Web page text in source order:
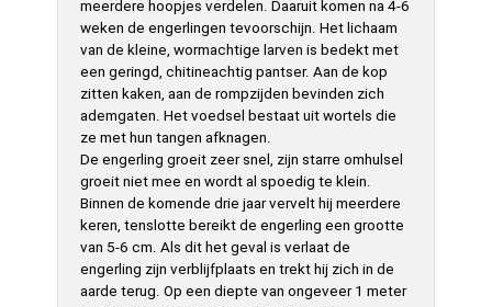
meerdere hoopjes verdelen. Daaruit komen na 4-6
weken de engerlingen tevoorschijn. Het lichaam
van de kleine, wormachtige larven is bedekt met
een geringd, chitineachtig pantser. Aan de kop
zitten kaken, aan de rompzijden bevinden zich
ademgaten. Het voedsel bestaat uit wortels die
ze met hun tangen afknagen.
De engerling groeit zeer snel, zijn starre omhulsel
groeit niet mee en wordt al spoedig te klein.
Binnen de komende drie jaar vervelt hij meerdere
keren, tenslotte bereikt de engerling een grootte
van 5-6 cm. Als dit het geval is verlaat de
engerling zijn verblijfplaats en trekt hij zich in de
aarde terug. Op een diepte van ongeveer 1 meter